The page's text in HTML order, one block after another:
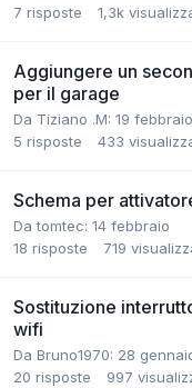
7 risposte 1,3k
Aggiungere un
per il garage
Da Tiziano .M: 19 febbraio
5 risposte 433
Schema per
Da tomtec: 14 febbraio
18 risposte 719
Sostituzione
wifi
Da Bruno1970: 28
20 risposte 997